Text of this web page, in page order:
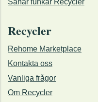
Recycler
Rehome Marketplace
Kontakta oss
Vanliga frågor
Om Recycler